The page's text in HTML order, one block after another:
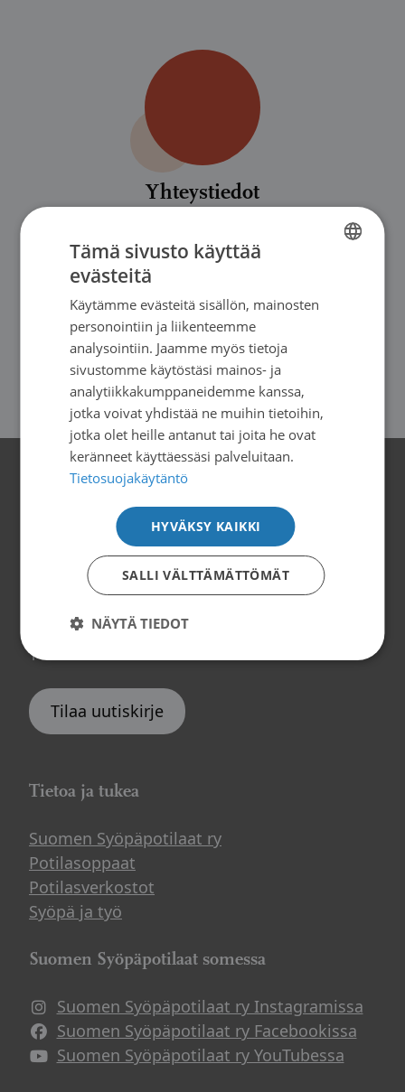
Yhteystiedot
Toiminta
Yhteystiedot
Suomen Syöpäpotilaat ry
Globaalikeskus, 7. kerros
Siltasaarenkatu 4, 00530 Helsinki
Y-tunnus: 0239008-1
Tilaa uutiskirje
Tietoa ja tukea
Suomen Syöpäpotilaat ry
Potilasoppaat
Potilasverkostot
Syöpä ja työ
Suomen Syöpäpotilaat somessa
Suomen Syöpäpotilaat ry Instagramissa
Suomen Syöpäpotilaat ry Facebookissa
Suomen Syöpäpotilaat ry YouTubessa
SWEDISH
Tämä sivusto käyttää
evästeitä
Käytämme evästeitä sisällön, mainosten
personointiin ja liikenteemme
analysointiin. Jaamme myös tietoja
sivustomme käytöstäsi mainos- ja
analytiikkakumppaneidemme kanssa,
jotka voivat yhdistää ne muihin tietoihin,
jotka olet heille antanut tai joita he ovat
keränneet käyttäessäsi palveluitaan.
Tietosuojakäytäntö
HYVÄKSY KAIKKI
SALLI VÄLTTÄMÄTTÖMÄT
NÄYTÄ TIEDOT